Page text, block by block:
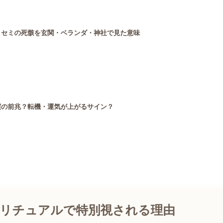
ミの死骸を玄関・ベランダ・神社で見た意味
前兆？転機・運気が上がるサイン？
チュアルで特別視される理由